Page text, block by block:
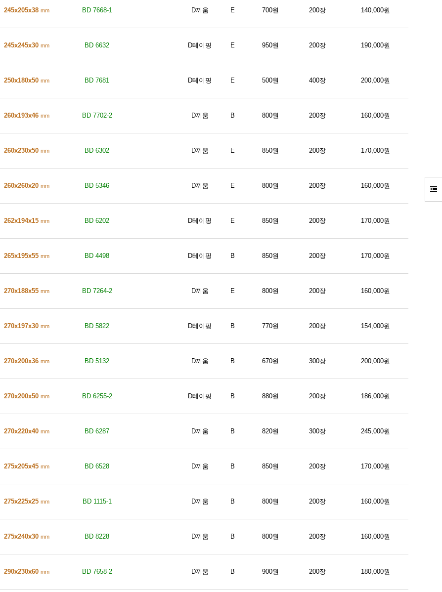
245x205x38 mm BD 7668-1 D끼움 E 700원 200장 140,000원
245x245x30 mm BD 6632 D테이핑 E 950원 200장 190,000원
250x180x50 mm BD 7681 D테이핑 E 500원 400장 200,000원
260x193x46 mm BD 7702-2 D끼움 B 800원 200장 160,000원
260x230x50 mm BD 6302 D끼움 E 850원 200장 170,000원
260x260x20 mm BD 5346 D끼움 E 800원 200장 160,000원
262x194x15 mm BD 6202 D테이핑 E 850원 200장 170,000원
265x195x55 mm BD 4498 D테이핑 B 850원 200장 170,000원
270x188x55 mm BD 7264-2 D끼움 E 800원 200장 160,000원
270x197x30 mm BD 5822 D테이핑 B 770원 200장 154,000원
270x200x36 mm BD 5132 D끼움 B 670원 300장 200,000원
270x200x50 mm BD 6255-2 D테이핑 B 880원 200장 186,000원
270x220x40 mm BD 6287 D끼움 B 820원 300장 245,000원
275x205x45 mm BD 6528 D끼움 B 850원 200장 170,000원
275x225x25 mm BD 1115-1 D끼움 B 800원 200장 160,000원
275x240x30 mm BD 8228 D끼움 B 800원 200장 160,000원
290x230x60 mm BD 7658-2 D끼움 B 900원 200장 180,000원